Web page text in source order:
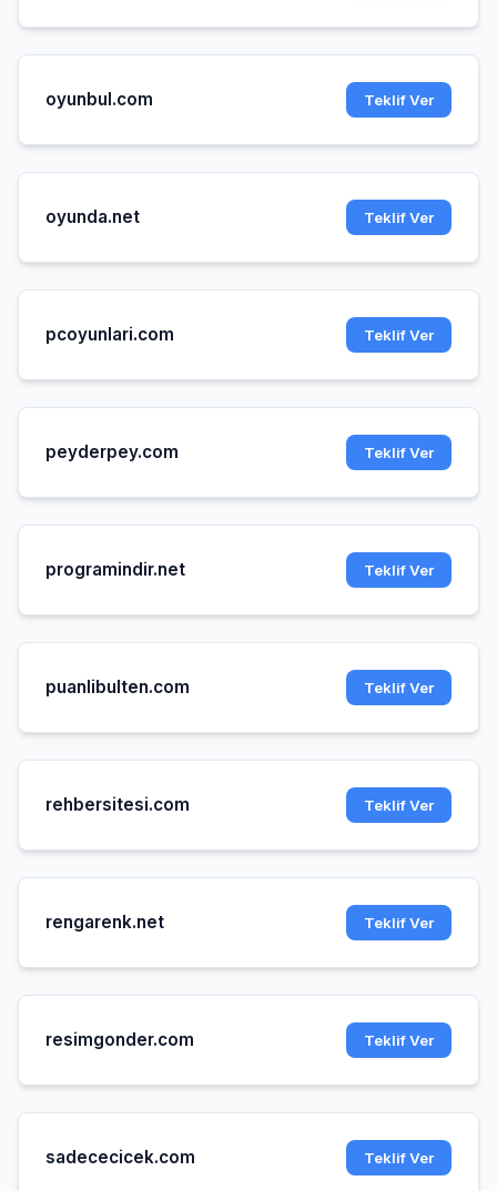
oyunbul.com Teklif Ver
oyunda.net Teklif Ver
pcoyunlari.com Teklif Ver
peyderpey.com Teklif Ver
programindir.net Teklif Ver
puanlibulten.com Teklif Ver
rehbersitesi.com Teklif Ver
rengarenk.net Teklif Ver
resimgonder.com Teklif Ver
sadececicek.com Teklif Ver